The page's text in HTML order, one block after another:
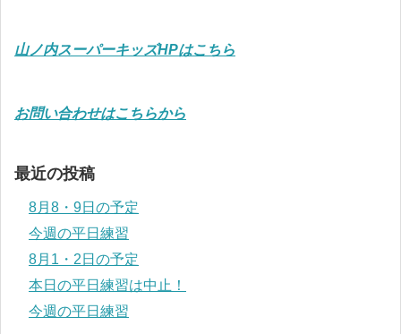
山ノ内スーパーキッズHPはこちら
お問い合わせはこちらから
最近の投稿
8月8・9日の予定
今週の平日練習
8月1・2日の予定
本日の平日練習は中止！
今週の平日練習